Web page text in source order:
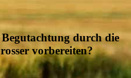
durch die
vorbereiten?